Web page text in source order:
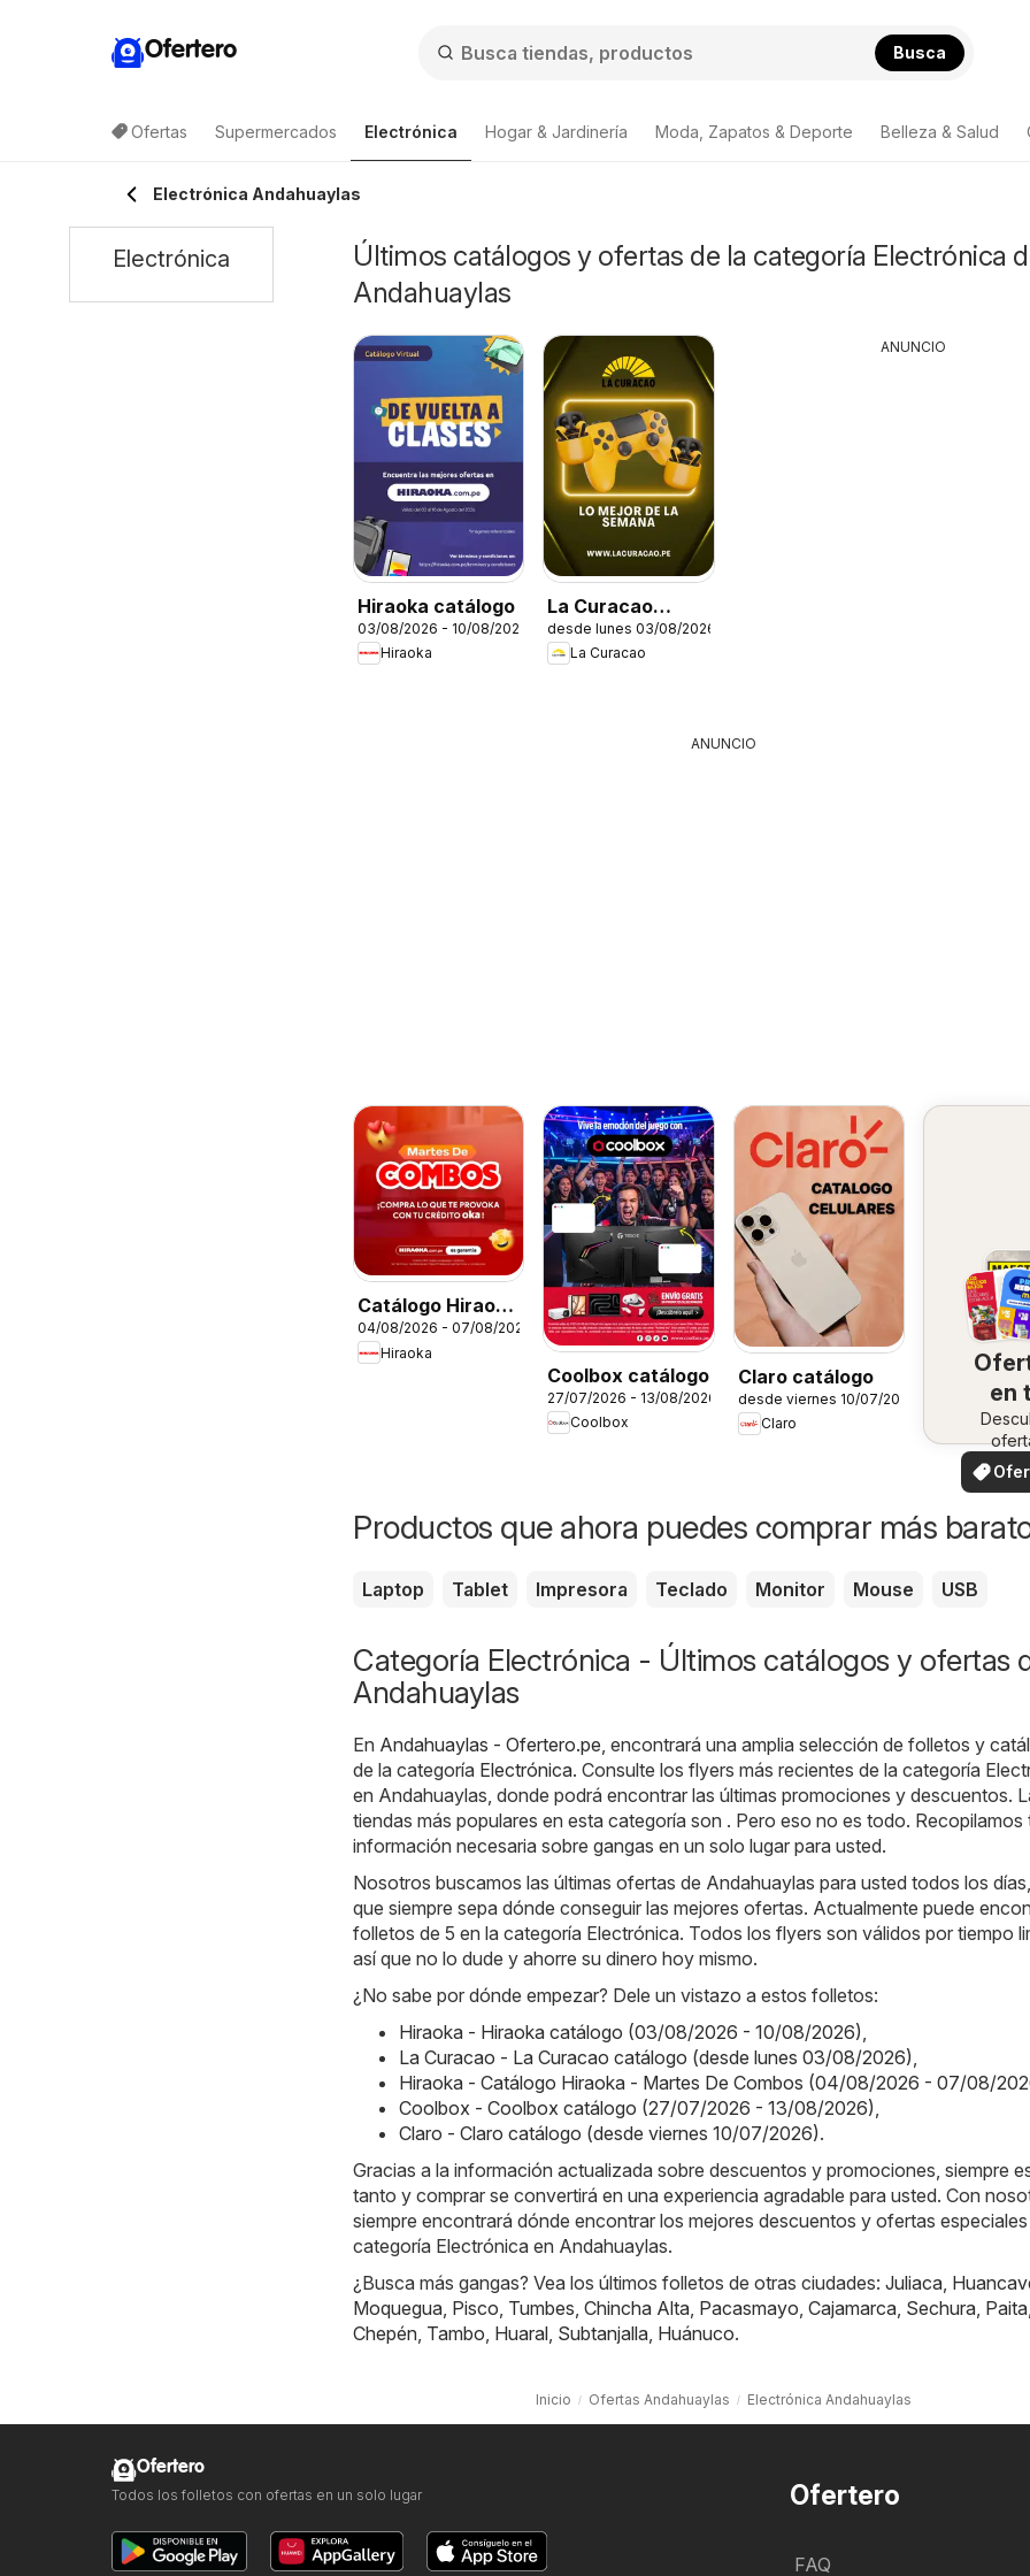
Ofertero Busca
Ofertas Supermercados Electrónica Hogar & Jardinería Moda, Zapatos & Deporte Belleza & Salud
Electrónica Andahuaylas
Últimos catálogos y ofertas de la categoría Electrónica
Andahuaylas
Hiraoka catálogo
03/08/2026 - 10/08/2026
Hiraoka
La Curacao
catálogo
desde lunes 03/08/2026
La Curacao
ANUNCIO
ANUNCIO
Catálogo Hiraoka
- Martes De
Combos
04/08/2026 - 07/08/2026
Hiraoka
Coolbox catálogo
27/07/2026 - 13/08/2026
Coolbox
Claro catálogo
desde viernes 10/07/2026
Claro
en
Productos que ahora puedes comprar más
Laptop Tablet Impresora Teclado Monitor Mouse USB
Categoría Electrónica - Últimos catálogos y ofertas
Andahuaylas
En Andahuaylas - Ofertero.pe , encontrará una amplia selección de folletos y
de la categoría Electrónica. Consulte los flyers más recientes de la categoría
en Andahuaylas, donde podrá encontrar las últimas promociones y descuentos.
tiendas más populares en esta categoría son . Pero eso no es todo. Recopilamos
información necesaria sobre gangas en un solo lugar para usted.
Nosotros buscamos las últimas ofertas de Andahuaylas para usted todos los
que siempre sepa dónde conseguir las mejores ofertas. Actualmente puede
folletos de 5 en la categoría Electrónica. Todos los flyers son válidos por tiempo
así que no lo dude y ahorre su dinero hoy mismo.
¿No sabe por dónde empezar? Dele un vistazo a estos folletos:
Hiraoka - Hiraoka catálogo (03/08/2026 - 10/08/2026)
La Curacao - La Curacao catálogo (desde lunes 03/08/2026)
Hiraoka - Catálogo Hiraoka - Martes De Combos (04/08/2026 - 07/08/
Coolbox - Coolbox catálogo (27/07/2026 - 13/08/2026)
Claro - Claro catálogo (desde viernes 10/07/2026).
Gracias a la información actualizada sobre descuentos y promociones, siempre
tanto y comprar se convertirá en una experiencia agradable para usted. Con
siempre encontrará dónde encontrar los mejores descuentos y ofertas especiales
categoría Electrónica en Andahuaylas.
¿Busca más gangas? Vea los últimos folletos de otras ciudades: Juliaca
Moquegua Pisco Tumbes Chincha Alta Pacasmayo Cajamarca Sechura Paita
Chepén Tambo Huaral Subtanjalla Huánuco.
Inicio Ofertas Andahuaylas Electrónica Andahuaylas
Electrónica
Ofertero
FAQ
Ofertero
Todos los folletos con ofertas en un solo lugar